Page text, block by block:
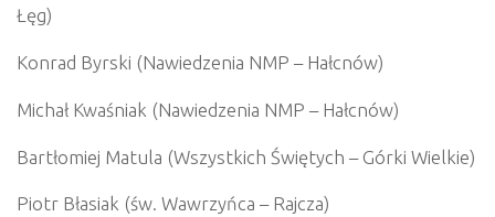
Łęg)
Konrad Byrski (Nawiedzenia NMP – Hałcnów)
Michał Kwaśniak (Nawiedzenia NMP – Hałcnów)
Bartłomiej Matula (Wszystkich Świętych – Górki Wielkie)
Piotr Błasiak (św. Wawrzyńca – Rajcza)